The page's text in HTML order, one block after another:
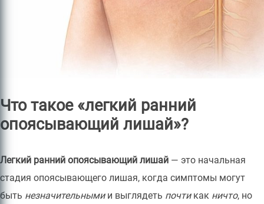
Что такое «легкий ранний
опоясывающий лишай»?
Легкий ранний опоясывающий лишай — это начальная
стадия опоясывающего лишая, когда симптомы могут
быть незначительнымии выглядеть почтикак ничто, но